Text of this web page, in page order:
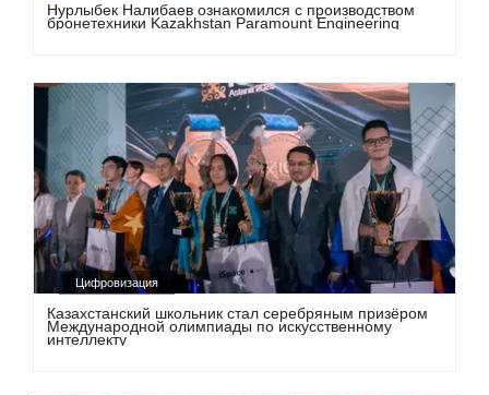
Нурлыбек Налибаев ознакомился с производством
бронетехники Kazakhstan Paramount Engineering
Цифровизация
Казахстанский школьник стал серебряным призёром
Международной олимпиады по искусственному
интеллекту